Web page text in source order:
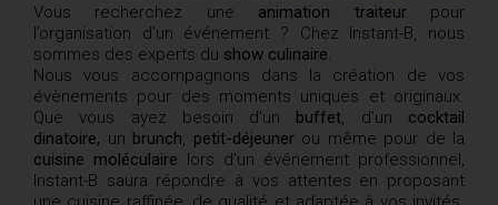
Vous recherchez une animation traiteurpour
l’organisation d’un événement ? Chez Instant-B, nous
sommes des experts du show culinaire.
Nous vous accompagnons dans la création de vos
évènements pour des moments uniques et originaux.
Que vous ayez besoin d’un buffet, d’un cocktail
dinatoire, un brunch, petit-déjeunerou même pour de la
cuisine moléculaire lors d’un événement professionnel,
Instant-B saura répondre à vos attentes en proposant